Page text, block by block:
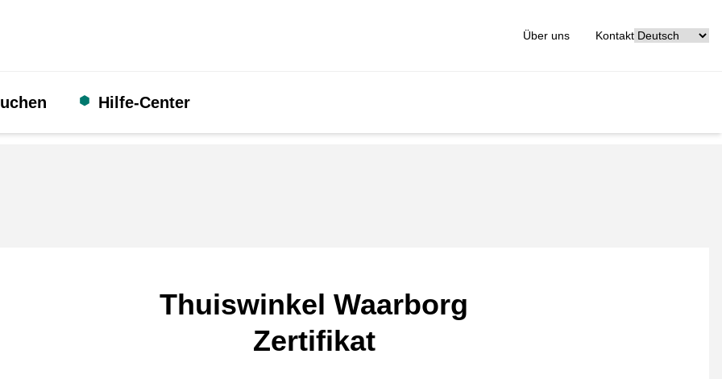
Über uns Kontakt
Hilfe-Center
Thuiswinkel Waarborg
Zertifikat